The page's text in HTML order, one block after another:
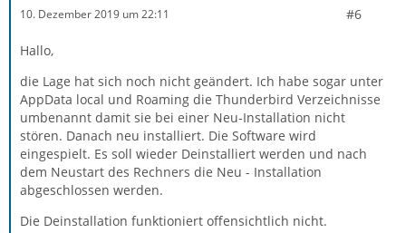
10. Dezember 2019 um 22:11 #6
Hallo,
die Lage hat sich noch nicht geändert. Ich habe sogar unter
AppData local und Roaming die Thunderbird Verzeichnisse
umbenannt damit sie bei einer Neu-Installation nicht
stören. Danach neu installiert. Die Software wird
eingespielt. Es soll wieder Deinstalliert werden und nach
dem Neustart des Rechners die Neu - Installation
abgeschlossen werden.
Die Deinstallation funktioniert offensichtlich nicht.